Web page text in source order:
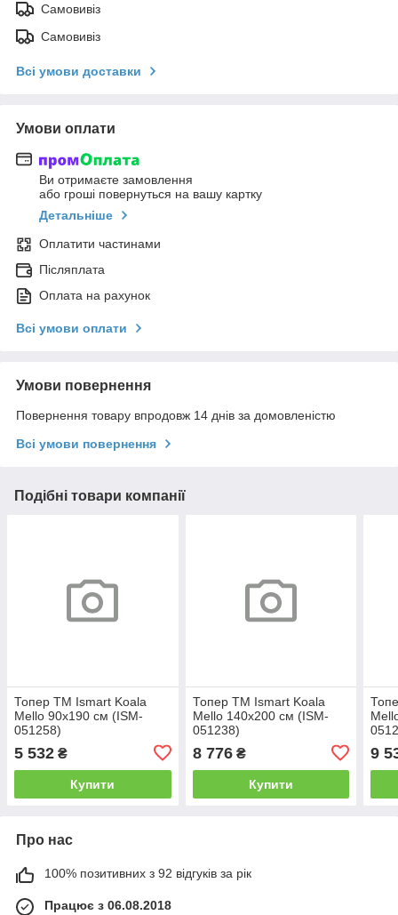
Самовивіз
Самовивіз
Всі умови доставки
Умови оплати
Ви отримаєте замовлення
або гроші повернуться на вашу картку
Детальніше
Оплатити частинами
Післяплата
Оплата на рахунок
Всі умови оплати
Умови повернення
Повернення товару впродовж 14 днів за домовленістю
Всі умови повернення
Подібні товари компанії
Топер ТМ Ismart Koala
Mello 90х190 см (ISM-
051258)
5 532 ₴
Купити
Топер ТМ Ismart Koala
Mello 140х200 см (ISM-
051238)
8 776₴
Купити
9
Про нас
100% позитивних з 92 відгуків за рік
Працює з 06.08.2018